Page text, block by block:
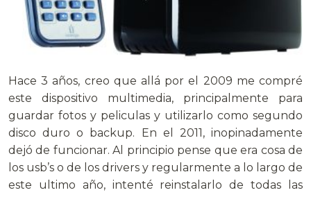
Hace 3 años, creo que allá por el 2009 me compré
este dispositivo multimedia, principalmente para
guardar fotos y peliculas y utilizarlo como segundo
disco duro o backup. En el 2011, inopinadamente
dejó de funcionar. Al principio pense que era cosa de
los usb’s o de los drivers y regularmente a lo largo de
este ultimo año, intenté reinstalarlo de todas las